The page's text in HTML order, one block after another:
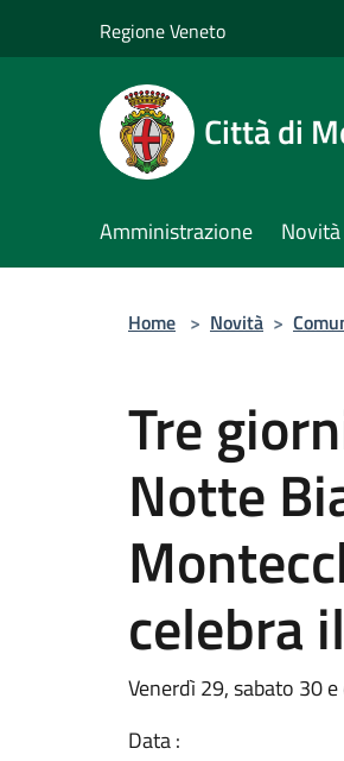
Regione Veneto
Città di
Amministrazione Novità
Home > Novità >
Tre
Notte
celebra
Venerdì 29, sabato 30
Data :